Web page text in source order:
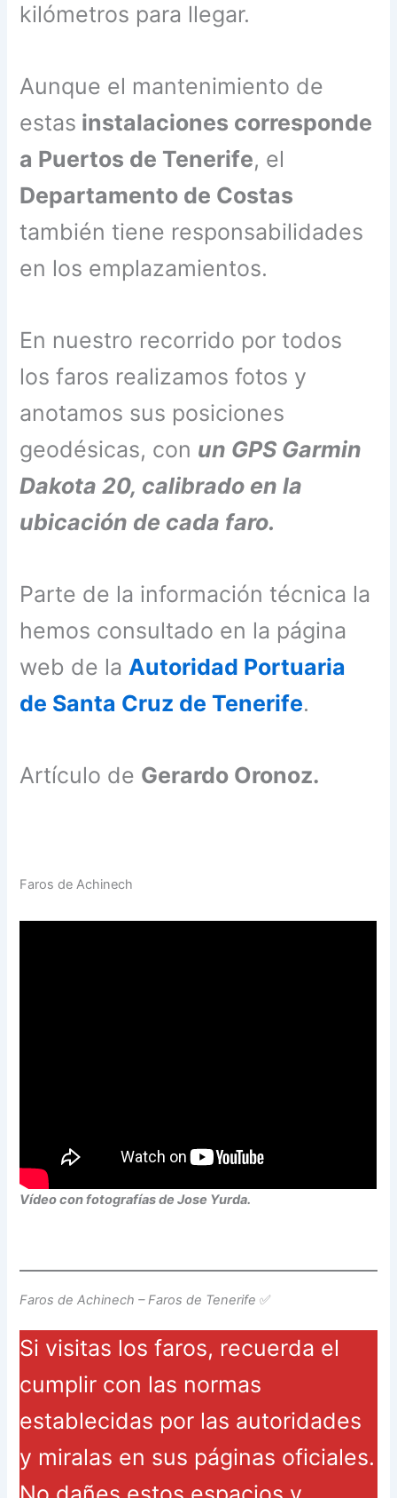
kilómetros para llegar.
Aunque el mantenimiento de
estas instalaciones corresponde
a Puertos de Tenerife, el
Departamento de Costas
también tiene responsabilidades
en los emplazamientos.
En nuestro recorrido por todos
los faros realizamos fotos y
anotamos sus posiciones
geodésicas, con un GPS Garmin
Dakota 20, calibrado en la
ubicación de cada faro.
Parte de la información técnica la
hemos consultado en la página
web de laAutoridad Portuaria
de Santa Cruz de Tenerife.
Artículo de Gerardo Oronoz.
Faros de Achinech
Vídeo con fotografías de Jose Yurda.
Faros de Achinech – Faros de Tenerife ✅
Si visitas los faros, recuerda el
cumplir con las normas
establecidas por las autoridades
y miralas en sus páginas oficiales.